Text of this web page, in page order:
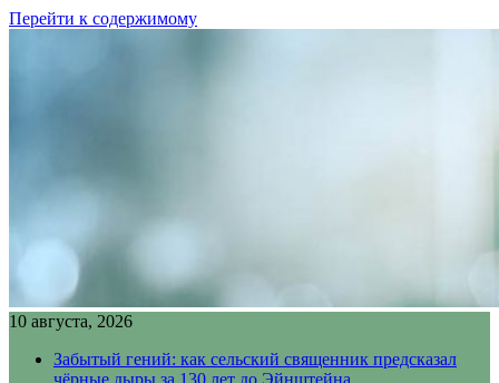
Перейти к содержимому
10 августа, 2026
Забытый гений: как сельский священник предсказал
чёрные дыры за 130 лет до Эйнштейна